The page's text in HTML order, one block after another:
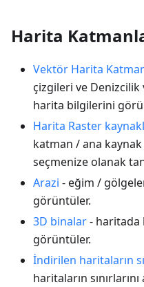
Harita
Vektör Harita
çizgileri ve
harita bilgilerini
Harita Raster
katman / ana
seçmenize olanak
Arazi - eğim /
görüntüler.
3D binalar- haritada
görüntüler.
İndirilen haritaların
haritaların